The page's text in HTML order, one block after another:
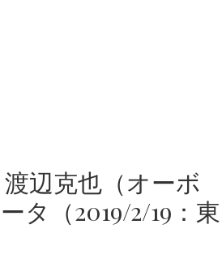
辺克也（オーボ
（2019/2/19：東